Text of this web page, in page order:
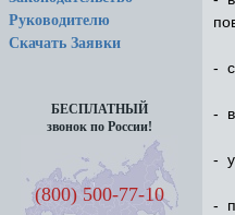
Руководителю
Скачать Заявки
БЕСПЛАТНЫЙ
звонок по России!
(800) 500-77-10
-
-
-
-